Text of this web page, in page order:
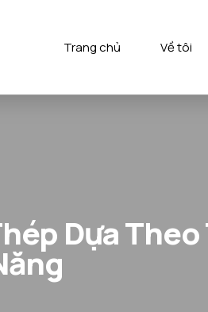
Trang chủ Về tôi
Dựa